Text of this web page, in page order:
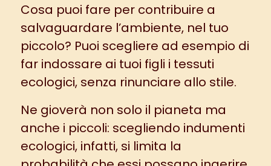
Cosa puoi fare per contribuire a
salvaguardare l’ambiente, nel tuo
piccolo? Puoi scegliere ad esempio di
far indossare ai tuoi figli i tessuti
ecologici, senza rinunciare allo stile.
Ne gioverà non solo il pianeta ma
anche i piccoli: scegliendo indumenti
ecologici, infatti, si limita la